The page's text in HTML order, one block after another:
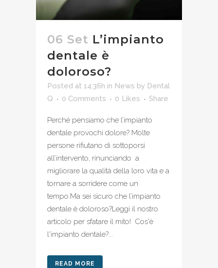
06 Set L’impianto
dentale è
doloroso?
Posted at 14:36h in News by Dental
Q
0 Comments 0 Likes Share
Perché pensiamo che l’impianto
dentale provochi dolore? Molte
persone rifiutano di sottoporsi
all’intervento, rinunciando a
migliorare la qualità della loro vita e a
tornare a sorridere come un
tempo.Ma sei sicuro che l’impianto
dentale è doloroso?Leggi il nostro
articolo per sfatare il mito! Cos'è
l'impianto dentale?...
READ MORE